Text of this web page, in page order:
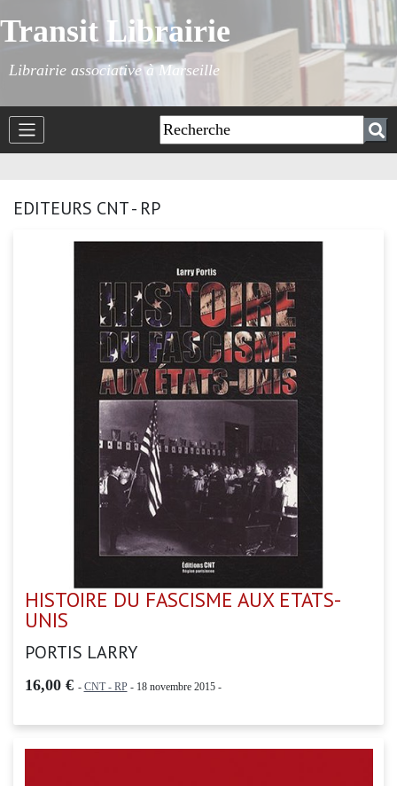
Transit Librairie
Librairie associative à Marseille
EDITEURS CNT - RP
HISTOIRE DU FASCISME AUX ETATS-
UNIS
PORTIS LARRY
16,00 € - CNT - RP- 18 novembre 2015 -